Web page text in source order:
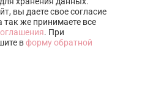
вы даете свое согласие
так же принимаете все
. При
вформу обратной